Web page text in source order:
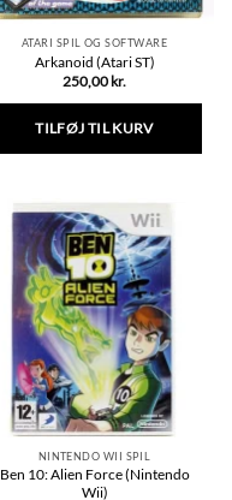
ATARI SPIL OG SOFTWARE
Arkanoid (Atari ST)
250,00 kr.
TILFØJ TIL KURV
NINTENDO WII SPIL
Ben 10: Alien Force (Nintendo
Wii)